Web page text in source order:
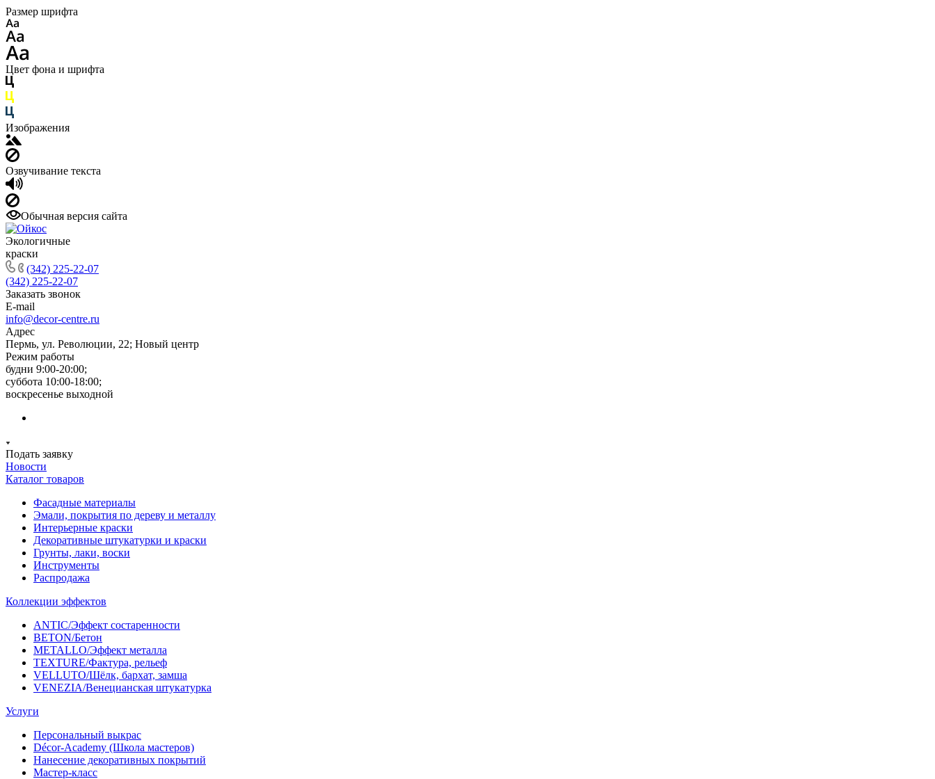
Размер шрифта
Цвет фона и шрифта
Изображения
Озвучивание текста
Обычная версия сайта
Экологичные
краски
(342) 225-22-07
(342) 225-22-07
Заказать звонок
E-mail
info@decor-centre.ru
Адрес
Пермь, ул. Революции, 22; Новый центр
Режим работы
будни 9:00-20:00;
суббота 10:00-18:00;
воскресенье выходной
Подать заявку
Новости
Каталог товаров
Фасадные материалы
Эмали, покрытия по дереву и металлу
Интерьерные краски
Декоративные штукатурки и краски
Грунты, лаки, воски
Инструменты
Распродажа
Коллекции эффектов
ANTIC/Эффект состаренности
BETON/Бетон
METALLO/Эффект металла
TEXTURE/Фактура, рельеф
VELLUTO/Шёлк, бархат, замша
VENEZIA/Венецианская штукатурка
Услуги
Персональный выкрас
Décor-Academy (Школа мастеров)
Нанесение декоративных покрытий
Мастер-класс